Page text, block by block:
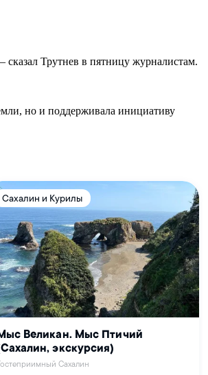
Трутнев в пятницу журналистам.
но и поддерживала инициативу